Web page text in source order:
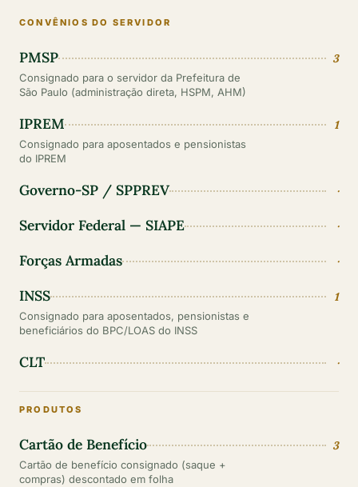
CONVÊNIOS DO SERVIDOR
PMSP 3
Consignado para o servidor da Prefeitura de
São Paulo (administração direta, HSPM, AHM)
IPREM 1
Consignado para aposentados e pensionistas
do IPREM
Governo-SP / SPPREV ·
Servidor Federal — SIAPE ·
Forças Armadas ·
INSS 1
Consignado para aposentados, pensionistas e
beneficiários do BPC/LOAS do INSS
CLT ·
PRODUTOS
Cartão de Benefício 3
Cartão de benefício consignado (saque +
compras) descontado em folha